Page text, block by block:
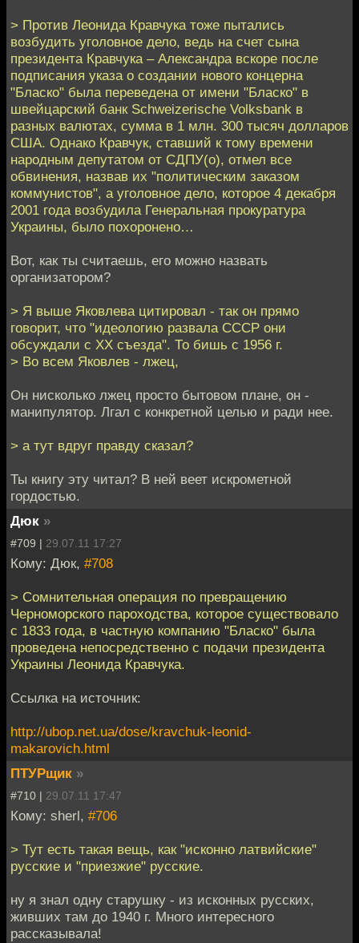
> Против Леонида Кравчука тоже пытались
возбудить уголовное дело, ведь на счет сына
президента Кравчука – Александра вскоре после
подписания указа о создании нового концерна
"Бласко" была переведена от имени "Бласко" в
швейцарский банк Schweіzerіsche Volksbank в
разных валютах, сумма в 1 млн. 300 тысяч долларов
США. Однако Кравчук, ставший к тому времени
народным депутатом от СДПУ(о), отмел все
обвинения, назвав их "политическим заказом
коммунистов", а уголовное дело, которое 4 декабря
2001 года возбудила Генеральная прокуратура
Украины, было похоронено…
Вот, как ты считаешь, его можно назвать
организатором?
> Я выше Яковлева цитировал - так он прямо
говорит, что "идеологию развала СССР они
обсуждали с ХХ съезда". То бишь с 1956 г.
> Во всем Яковлев - лжец,
Он нисколько лжец просто бытовом плане, он -
манипулятор. Лгал с конкретной целью и ради нее.
> а тут вдруг правду сказал?
Ты книгу эту читал? В ней веет искрометной
гордостью.
Дюк »
#709 | 29.07.11 17:27
Кому: Дюк, #708
> Сомнительная операция по превращению
Черноморского пароходства, которое существовало
с 1833 года, в частную компанию "Бласко" была
проведена непосредственно с подачи президента
Украины Леонида Кравчука.
Ссылка на источник:
http://ubop.net.ua/dose/kravchuk-leonid-
makarovich.html
ПТУРщик »
#710 | 29.07.11 17:47
Кому: sherl, #706
> Тут есть такая вещь, как "исконно латвийские"
русские и "приезжие" русские.
ну я знал одну старушку - из исконных русских,
живших там до 1940 г. Много интересного
рассказывала!